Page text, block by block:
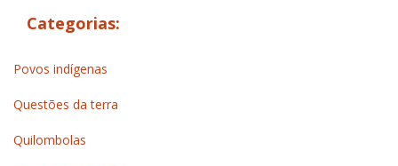
Categorias:
Povos indígenas
Questões da terra
Quilombolas